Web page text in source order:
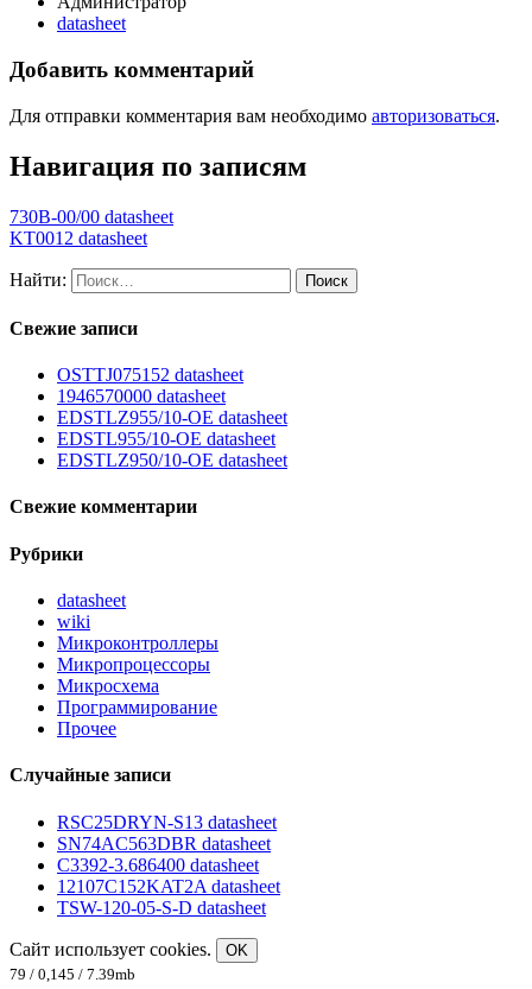
datasheet
Добавить комментарий
Для отправки комментария вам необходимо авторизоваться.
Навигация по записям
730B-00/00 datasheet
KT0012 datasheet
Найти:
Свежие записи
OSTTJ075152 datasheet
1946570000 datasheet
EDSTLZ955/10-OE datasheet
EDSTL955/10-OE datasheet
EDSTLZ950/10-OE datasheet
Свежие комментарии
Рубрики
datasheet
wiki
Микроконтроллеры
Микропроцессоры
Микросхема
Программирование
Прочее
Случайные записи
RSC25DRYN-S13 datasheet
SN74AC563DBR datasheet
C3392-3.686400 datasheet
12107C152KAT2A datasheet
TSW-120-05-S-D datasheet
Сайт использует cookies.
OK
79 / 0,145 / 7.39mb